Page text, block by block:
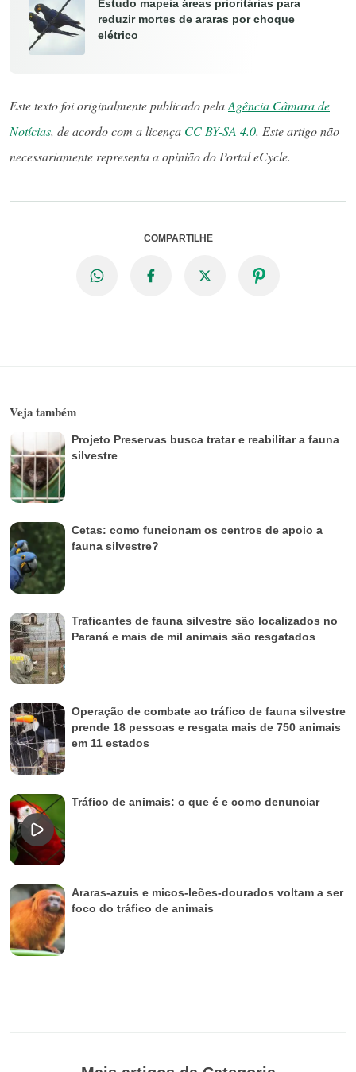
Estudo mapeia áreas prioritárias para
reduzir mortes de araras por choque
elétrico
Este texto foi originalmente publicado pelaAgência Câmara de
Notícias, de acordo com a licença CC BY-SA 4.0. Este artigo não
necessariamente representa a opinião do Portal eCycle.
COMPARTILHE
Veja também
Projeto Preservas busca tratar e reabilitar a fauna
silvestre
Cetas: como funcionam os centros de apoio a
fauna silvestre?
Traficantes de fauna silvestre são localizados no
Paraná e mais de mil animais são resgatados
Operação de combate ao tráfico de fauna silvestre
prende 18 pessoas e resgata mais de 750 animais
em 11 estados
Tráfico de animais: o que é e como denunciar
Araras-azuis e micos-leões-dourados voltam a ser
foco do tráfico de animais